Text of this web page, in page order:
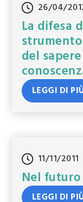
26/04/
La difesa
del
LEGGI DI
11/11/2011
Nel
LEGGI DI